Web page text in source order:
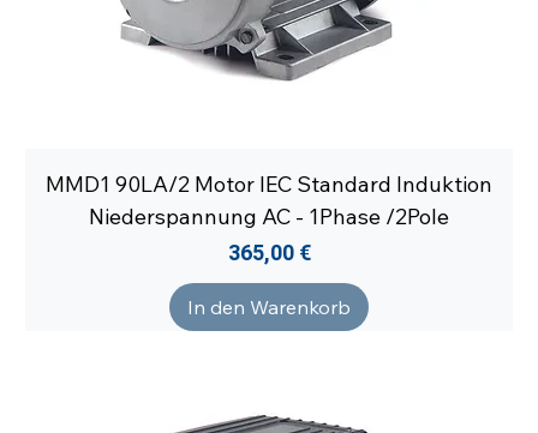
MMD1 90LA/2 Motor IEC Standard Induktion
Niederspannung AC - 1Phase /2Pole
Preis
365,00 €
In den Warenkorb